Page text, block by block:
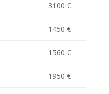
3100 €
1450 €
1560 €
1950 €